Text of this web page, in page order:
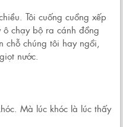
Tôi cuống cuồng xếp
chạy bộ ra cánh đồng
chỗ chúng tôi hay ngồi,
nước.
Mà lúc khóc là lúc thấy